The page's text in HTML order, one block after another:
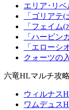
エリア･リベ
「ゴリアテ
「フェイム
「ハービン
「エローシ
クォーツの
六竜HLマルチ攻略
ウィルナス
ワムデュス